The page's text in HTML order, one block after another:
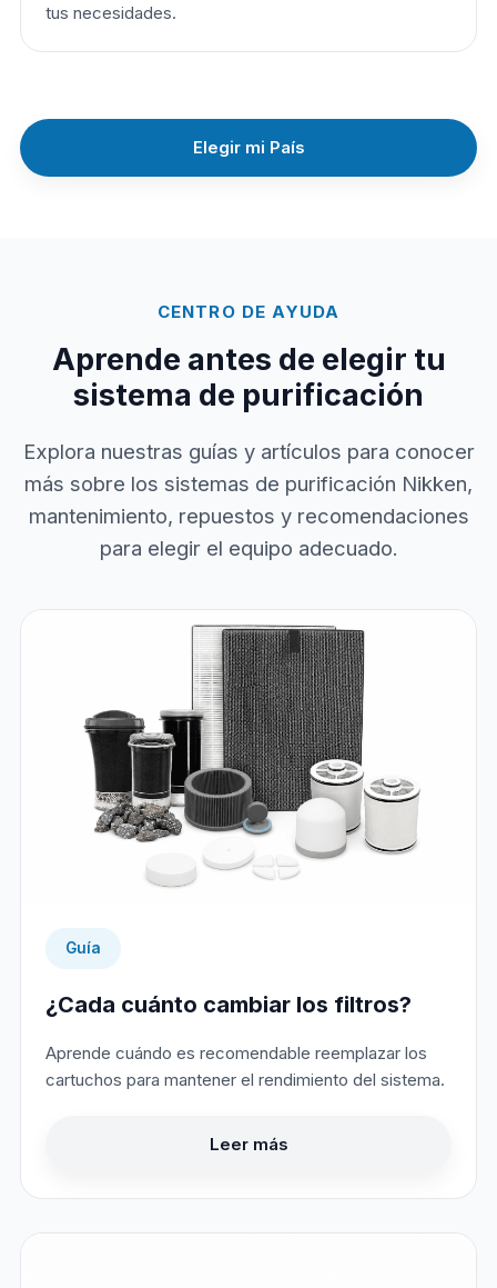
tus necesidades.
Elegir mi País
CENTRO DE AYUDA
Aprende antes de elegir tu
sistema de purificación
Explora nuestras guías y artículos para conocer
más sobre los sistemas de purificación Nikken,
mantenimiento, repuestos y recomendaciones
para elegir el equipo adecuado.
Guía
¿Cada cuánto cambiar los filtros?
Aprende cuándo es recomendable reemplazar los
cartuchos para mantener el rendimiento del sistema.
Leer más